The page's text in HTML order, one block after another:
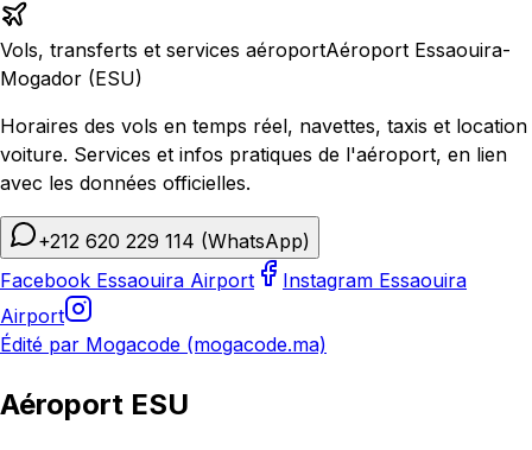
Vols, transferts et services aéroportAéroport Essaouira-
Mogador (ESU)
Horaires des vols en temps réel, navettes, taxis et location
voiture. Services et infos pratiques de l'aéroport, en lien
avec les données officielles.
+212 620 229 114 (WhatsApp)
Facebook Essaouira Airport
Instagram Essaouira
Airport
Édité par Mogacode (mogacode.ma)
Aéroport ESU